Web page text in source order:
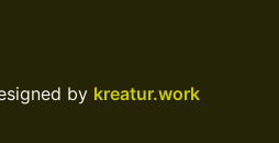
by kreatur.work